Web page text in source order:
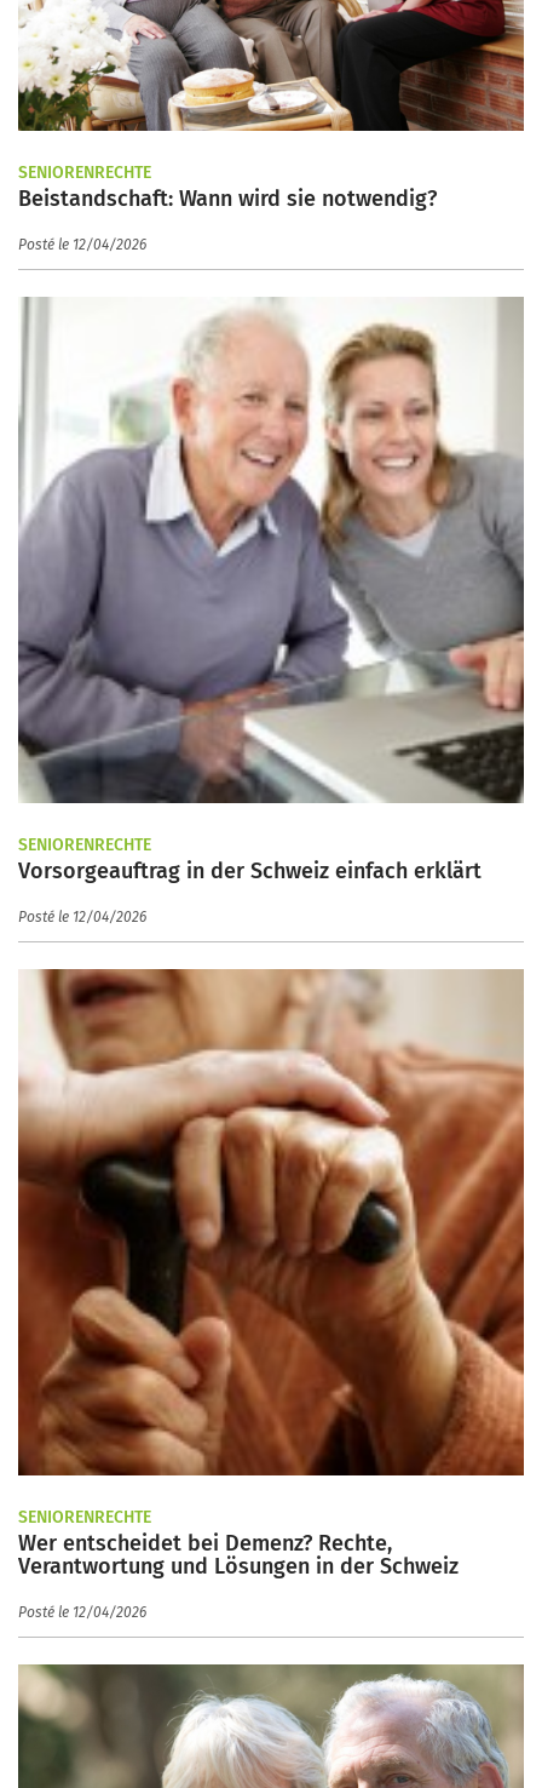
SENIORENRECHTE
Beistandschaft: Wann wird sie notwendig?
Posté le 12/04/2026
SENIORENRECHTE
Vorsorgeauftrag in der Schweiz einfach erklärt
Posté le 12/04/2026
SENIORENRECHTE
Wer entscheidet bei Demenz? Rechte,
Verantwortung und Lösungen in der Schweiz
Posté le 12/04/2026